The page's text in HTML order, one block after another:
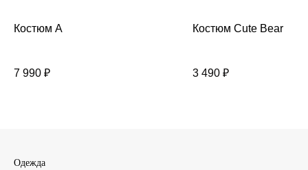
Костюм A
7 990 ₽
Костюм Cute Bear
3 490 ₽
Одежда